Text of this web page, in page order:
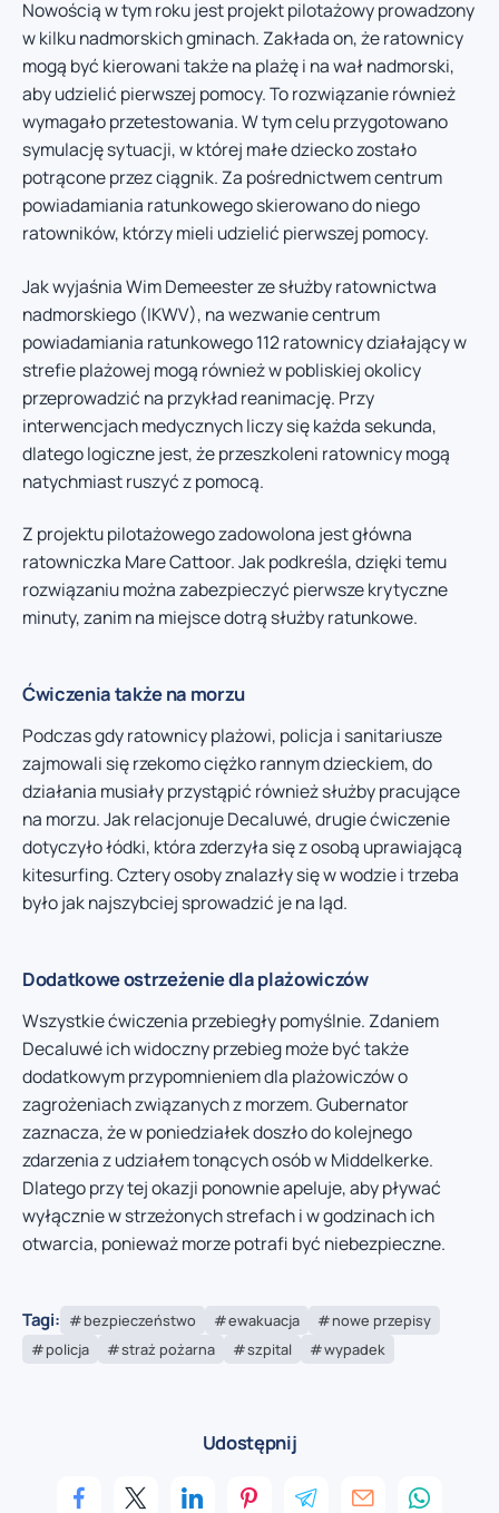
Nowością w tym roku jest projekt pilotażowy prowadzony
w kilku nadmorskich gminach. Zakłada on, że ratownicy
mogą być kierowani także na plażę i na wał nadmorski,
aby udzielić pierwszej pomocy. To rozwiązanie również
wymagało przetestowania. W tym celu przygotowano
symulację sytuacji, w której małe dziecko zostało
potrącone przez ciągnik. Za pośrednictwem centrum
powiadamiania ratunkowego skierowano do niego
ratowników, którzy mieli udzielić pierwszej pomocy.
Jak wyjaśnia Wim Demeester ze służby ratownictwa
nadmorskiego (IKWV), na wezwanie centrum
powiadamiania ratunkowego 112 ratownicy działający w
strefie plażowej mogą również w pobliskiej okolicy
przeprowadzić na przykład reanimację. Przy
interwencjach medycznych liczy się każda sekunda,
dlatego logiczne jest, że przeszkoleni ratownicy mogą
natychmiast ruszyć z pomocą.
Z projektu pilotażowego zadowolona jest główna
ratowniczka Mare Cattoor. Jak podkreśla, dzięki temu
rozwiązaniu można zabezpieczyć pierwsze krytyczne
minuty, zanim na miejsce dotrą służby ratunkowe.
Ćwiczenia także na morzu
Podczas gdy ratownicy plażowi, policja i sanitariusze
zajmowali się rzekomo ciężko rannym dzieckiem, do
działania musiały przystąpić również służby pracujące
na morzu. Jak relacjonuje Decaluwé, drugie ćwiczenie
dotyczyło łódki, która zderzyła się z osobą uprawiającą
kitesurfing. Cztery osoby znalazły się w wodzie i trzeba
było jak najszybciej sprowadzić je na ląd.
Dodatkowe ostrzeżenie dla plażowiczów
Wszystkie ćwiczenia przebiegły pomyślnie. Zdaniem
Decaluwé ich widoczny przebieg może być także
dodatkowym przypomnieniem dla plażowiczów o
zagrożeniach związanych z morzem. Gubernator
zaznacza, że w poniedziałek doszło do kolejnego
zdarzenia z udziałem tonących osób w Middelkerke.
Dlatego przy tej okazji ponownie apeluje, aby pływać
wyłącznie w strzeżonych strefach i w godzinach ich
otwarcia, ponieważ morze potrafi być niebezpieczne.
Tagi: bezpieczeństwo ewakuacja
nowe przepisy
policja
straż pożarna szpital wypadek
Udostępnij